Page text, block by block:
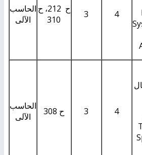
4
3
ح 212، ح
310
الحاسب
الآلى
4
3 ح 308
الحاسب
الآلى